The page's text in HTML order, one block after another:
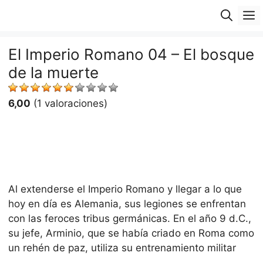
El Imperio Romano 04 – El bosque
de la muerte
6,00 (1 valoraciones)
Al extenderse el Imperio Romano y llegar a lo que
hoy en dí­a es Alemania, sus legiones se enfrentan
con las feroces tribus germánicas. En el año 9 d.C.,
su jefe, Arminio, que se habí­a criado en Roma como
un rehén de paz, utiliza su entrenamiento militar